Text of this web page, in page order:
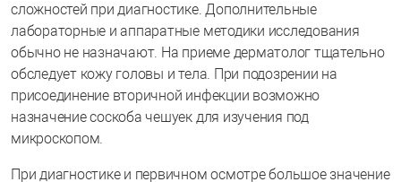
сложностей при диагностике. Дополнительные
лабораторные и аппаратные методики исследования
обычно не назначают. На приеме дерматолог тщательно
обследует кожу головы и тела. При подозрении на
присоединение вторичной инфекции возможно
назначение соскоба чешуек для изучения под
микроскопом.
При диагностике и первичном осмотре большое значение